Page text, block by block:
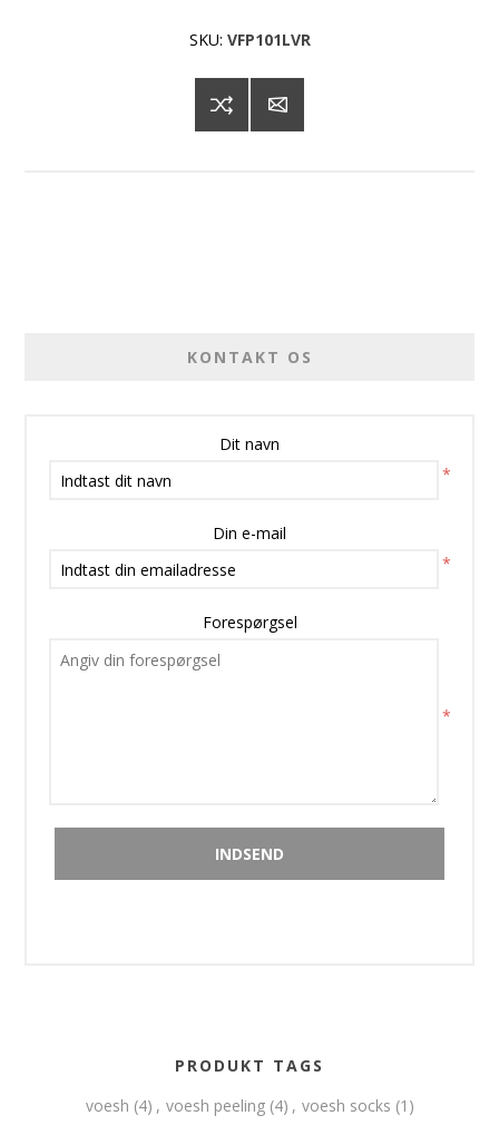
SKU: VFP101LVR
KONTAKT OS
Dit navn
*
Din e-mail
*
Forespørgsel
*
PRODUKT TAGS
voesh (4) , voesh peeling (4) , voesh socks (1)